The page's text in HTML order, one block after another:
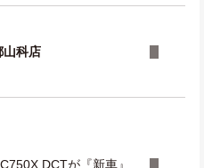
山科店
DCTが『新車』